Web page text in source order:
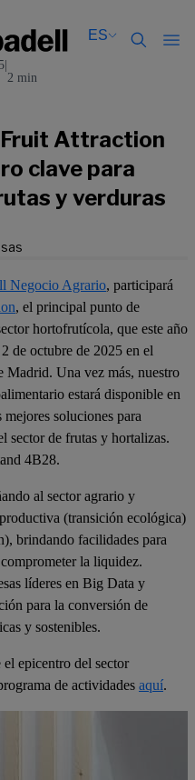
ES
Català
Español
Català
Español
2 min
Attraction
clave para
y verduras
Negocio Agrario, participará
, el principal punto de
hortofrutícola, que este año
de octubre de 2025 en el
Una vez más, nuestro
estará disponible en
soluciones para
sector de frutas y hortalizas.
4B28.
al sector agrario y
(transición ecológica)
brindando facilidades para
la liquidez.
líderes en Big Data y
para la conversión de
y sostenibles.
el epicentro del sector
de actividades aquí.